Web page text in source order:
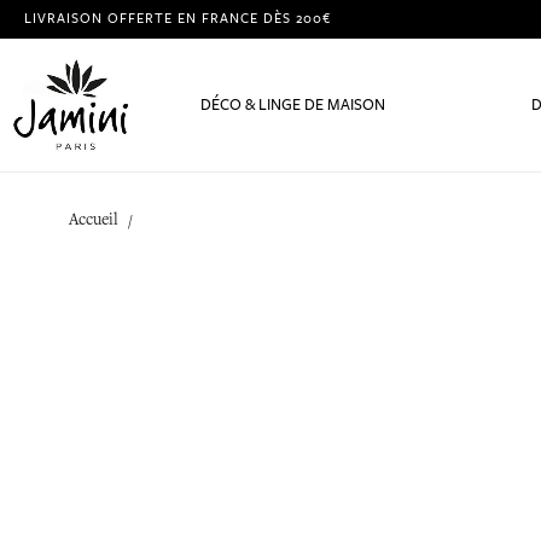
LIVRAISON OFFERTE EN FRANCE DÈS 200€
DÉCO & LINGE DE MAISON
Accueil